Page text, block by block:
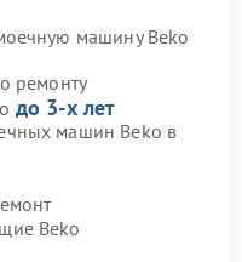
машину Beko
ремонту
до 3-х лет
машин Beko в
Beko